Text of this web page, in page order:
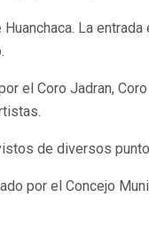
La
el Coro Jadran,
de diversos
por el Concejo